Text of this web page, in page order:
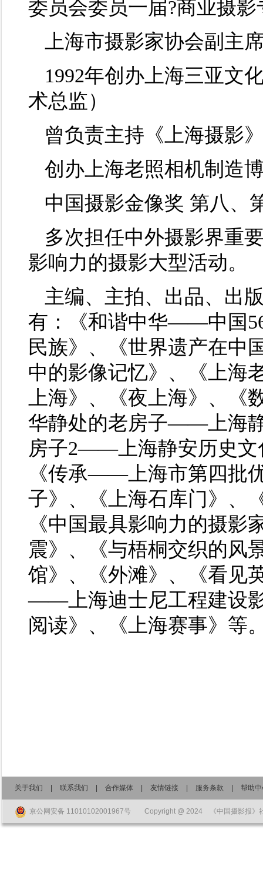
委员会委员一届?商业摄
上海市摄影家协会副主
1992年创办上海三亚文
术总监）
曾负责主持《上海摄影
创办上海老照相机制造
中国摄影金像奖 第八、
多次担任中外摄影界重
影响力的摄影大型活动。
主编、主拍、出品、出
有：《和谐中华——中国
民族》、《世界遗产在
中的影像记忆》、《上海
上海》、《夜上海》、《
华静处的老房子——上海
房子2——上海静安历史文
《传承——上海市第四批
子》、《上海石库门》
《中国最具影响力的摄影
震》、《与梧桐交织的
馆》、《外滩》、《看见
——上海迪士尼工程建设
阅读》、《上海赛事》等
关于我们 联系我们 合作媒体 友情链接 服务条款 帮助
京公网安备 11010102001967号 Copyright @ 2024 《中国摄影报